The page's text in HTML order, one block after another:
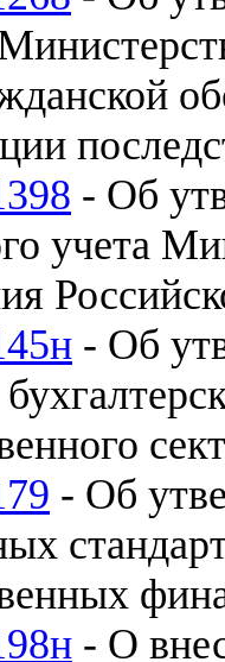
- Об
учета
- Об
- Об
- О